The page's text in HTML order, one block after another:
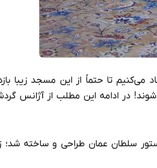
می‌کنیم تا حتماً از این مسجد
شوند! در ادامه این مطلب از
سلطان عمان طراحی و ساخته شد؛